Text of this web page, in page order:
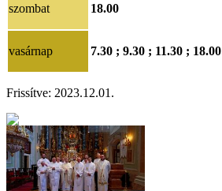
szombat 18.00
vasárnap 7.30 ; 9.30 ; 11.30 ; 18.00
Frissítve: 2023.12.01.